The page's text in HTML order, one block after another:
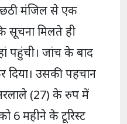
छठी मंजिल से एक
सूचना मिलते ही
पहुंची। जांच के बाद
दिया। उसकी पहचान
(27) के रुप में
6 महीने के टूरिस्ट